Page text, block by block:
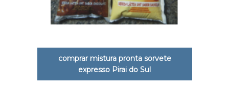
comprar mistura pronta sorvete
expresso Pirai do Sul